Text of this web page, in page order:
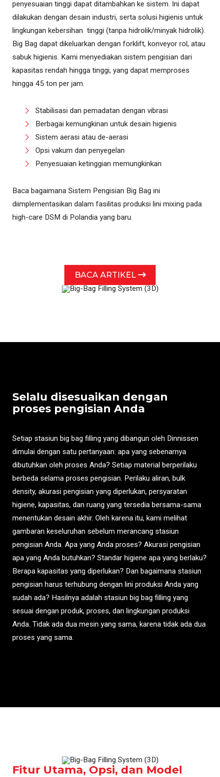
penyesuaian tinggi dapat ditambahkan ke sistem. Ini dapat
dilakukan dengan desain industri, serta solusi higienis untuk
lingkungan kebersihan tinggi (tanpa hidrolik/minyak hidrolik).
Big Bag dapat dikeluarkan dengan forklift, konveyor rol, atau
sabuk higienis. Kami menyediakan sistem pengisian dari
kapasitas rendah hingga tinggi, yang dapat memproses
hingga 45 ton per jam.
Stabilisasi dan pemadatan dengan vibrasi
Berbagai kemungkinan untuk desain higienis
Sistem aerasi atau de-aerasi
Opsi vakum dan penyegelan
Penyesuaian ketinggian memungkinkan
Baca bagaimana Sistem Pengisian Big Bag ini
diimplementasikan dalam fasilitas produksi lini mixing pada
high-care DSM di Polandia yang baru.
BACA ARTIKEL
Selalu disesuaikan dengan
proses pengisian Anda
Setiap stasiun big bag filling yang dibangun oleh Dinnissen
dimulai dengan satu pertanyaan: apa yang sebenarnya
dibutuhkan oleh proses Anda? Setiap material berperilaku
berbeda selama proses pengisian. Perilaku aliran, bulk
density, akurasi pengisian yang diperlukan, persyaratan
higiene, kapasitas, dan ruang yang tersedia bersama-sama
menentukan desain akhir. Oleh karena itu, kami melihat
gambaran keseluruhan sebelum merancang stasiun
pengisian Anda. Apa yang Anda proses? Akurasi pengisian
apa yang Anda butuhkan? Standar higiene apa yang berlaku?
Berapa kapasitas yang diperlukan? Dan bagaimana stasiun
pengisian harus terhubung dengan lini produksi Anda yang
sudah ada? Hasilnya adalah stasiun big bag filling yang
sesuai dengan produk, proses, dan lingkungan produksi
Anda. Tidak ada dua mesin yang sama, karena tidak ada dua
proses yang sama.
Fitur Utama, Opsi, dan Model